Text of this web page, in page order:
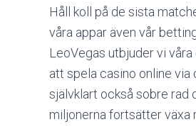
Håll koll på de sista
våra appar även vår
LeoVegas utbjuder vi
att spela casino online
självklart också sobre rad
miljonerna fortsätter växa